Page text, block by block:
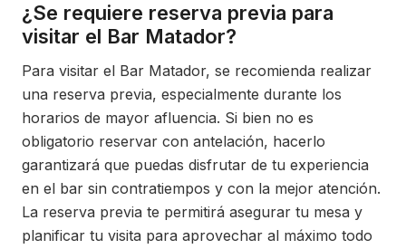
¿Se requiere reserva previa para
visitar el Bar Matador?
Para visitar el Bar Matador, se recomienda realizar
una reserva previa, especialmente durante los
horarios de mayor afluencia. Si bien no es
obligatorio reservar con antelación, hacerlo
garantizará que puedas disfrutar de tu experiencia
en el bar sin contratiempos y con la mejor atención.
La reserva previa te permitirá asegurar tu mesa y
planificar tu visita para aprovechar al máximo todo